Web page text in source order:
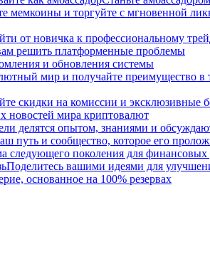
мемкоины и торгуйте с мгновенной
от новичка к профессиональному
решить платформенные проблемы
и обновления системы
мир и получайте преимущество в
скидки на комиссии и эксклюзивные
новостей мира криптовалют
делятся опытом, знаниями и
путь и сообщество, которое его
следующего поколения для
Поделитесь вашими идеями для
основанное на 100% резервах